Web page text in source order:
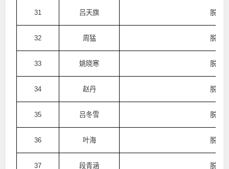
31 吕天旗 脱普
32 周猛 脱普
33 姚晓寒 脱普
34 赵丹 脱普
35 吕冬雪 脱普
36 叶海 脱普
37 段青涵 脱普